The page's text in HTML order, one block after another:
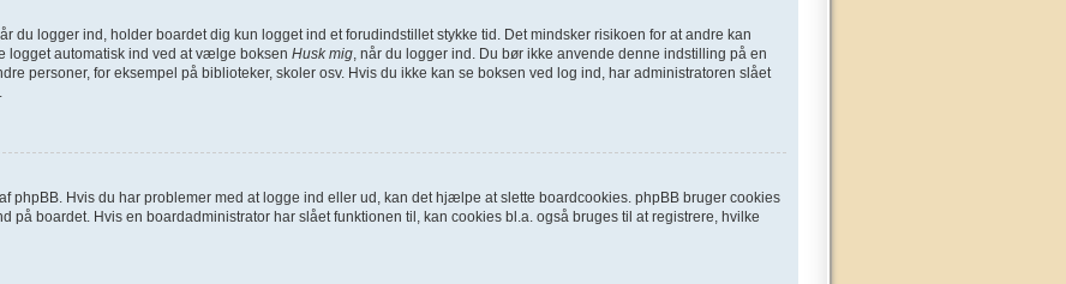
du logger ind, holder boardet dig kun logget ind et forudindstillet stykke tid. Det mindsker risikoen for at andre kan
logget automatisk ind ved at vælge boksen Husk mig , når du logger ind. Du bør ikke anvende denne indstilling på en
personer, for eksempel på biblioteker, skoler osv. Hvis du ikke kan se boksen ved log ind, har administratoren slået
phpBB. Hvis du har problemer med at logge ind eller ud, kan det hjælpe at slette boardcookies. phpBB bruger cookies
på boardet. Hvis en boardadministrator har slået funktionen til, kan cookies bl.a. også bruges til at registrere, hvilke